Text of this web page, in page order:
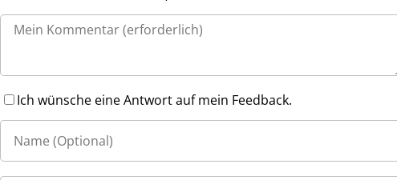
Ich wünsche eine Antwort auf mein Feedback.